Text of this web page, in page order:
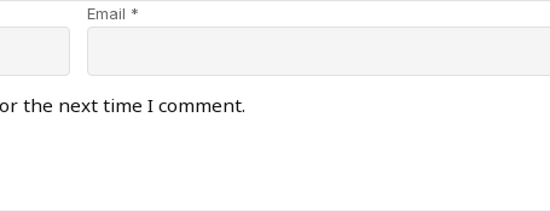
Email *
the next time I comment.